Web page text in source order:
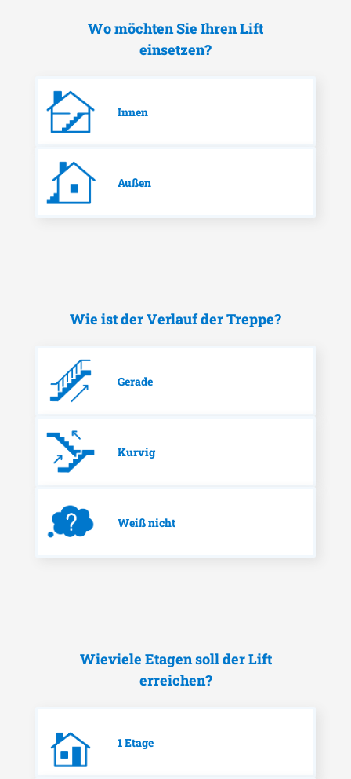
Wo möchten Sie Ihren Lift
einsetzen?
Innen
Außen
Wie ist der Verlauf der Treppe?
Gerade
Kurvig
Weiß nicht
Wieviele Etagen soll der Lift
erreichen?
1 Etage